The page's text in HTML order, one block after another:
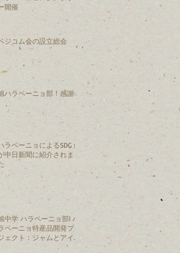
開催
ジコム会の設立総会
ハラペーニョ部！感謝会
ラペーニョによるSDGｓ
中日新聞に紹介されまし
中学 ハラペーニョ部! ハ
ペーニョ特産品開発プロ
ェクト：ジャムとアイス